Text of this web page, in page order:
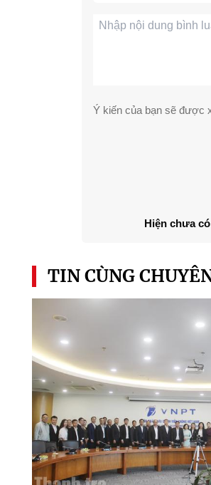
Ý kiến của bạn sẽ được
Hiện chưa
TIN CÙNG